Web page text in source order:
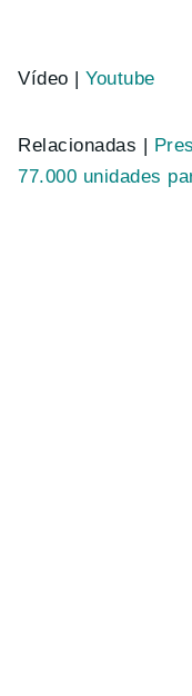
Vídeo |Youtube
Relacionadas |
77.000 unidades